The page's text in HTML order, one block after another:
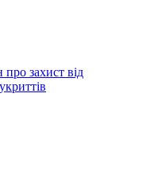
захист від